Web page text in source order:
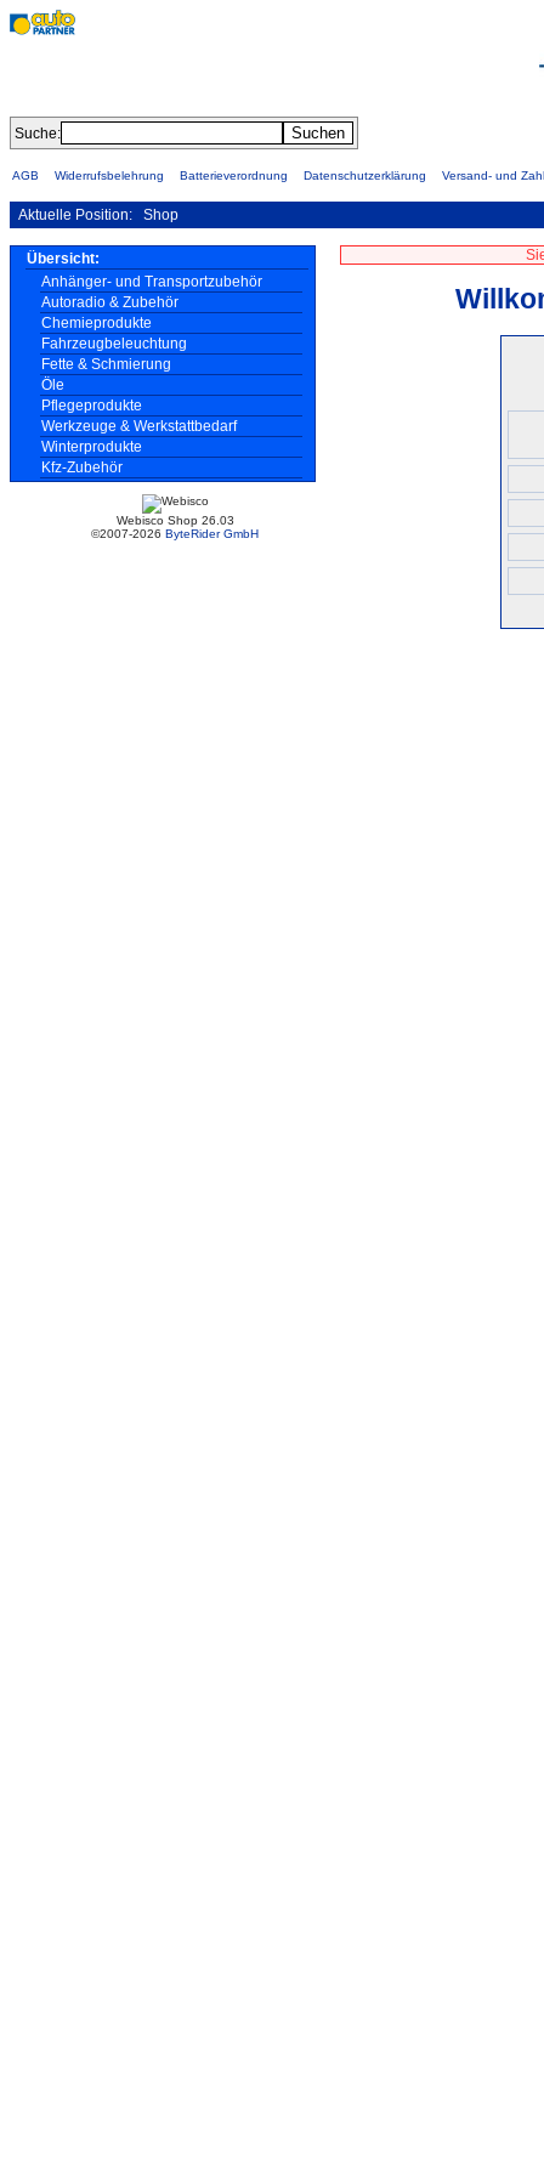
Suche:
AGB Widerrufsbelehrung Batterieverordnung Datenschutzerklärung Versand- und
Aktuelle Position: Shop
Übersicht:
Anhänger- und Transportzubehör
Autoradio & Zubehör
Chemieprodukte
Fahrzeugbeleuchtung
Fette & Schmierung
Öle
Pflegeprodukte
Werkzeuge & Werkstattbedarf
Winterprodukte
Kfz-Zubehör
Webisco Shop 26.03
©2007-2026 ByteRider GmbH